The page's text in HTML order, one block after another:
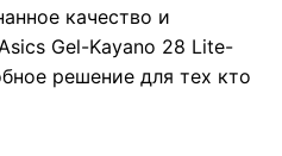
качество и
Gel-Kayano 28 Lite-
решение для тех кто